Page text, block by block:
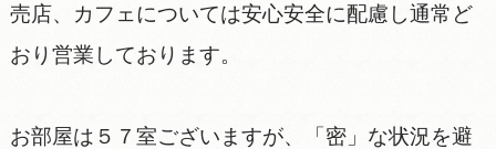
売店、カフェについては安心安全に配慮し通常ど
おり営業しております。
お部屋は５７室ございますが、「密」な状況を避